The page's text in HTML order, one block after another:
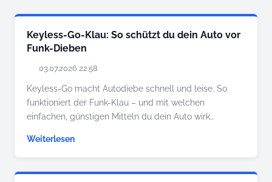
Keyless-Go-Klau: So schützt du dein Auto vor
Funk-Dieben
03.07.2026 22:58
Keyless-Go macht Autodiebe schnell und leise. So
funktioniert der Funk-Klau – und mit welchen
einfachen, günstigen Mitteln du dein Auto wirk…
Weiterlesen